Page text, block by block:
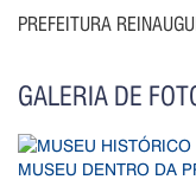
PREFEITURA
GALERIA DE